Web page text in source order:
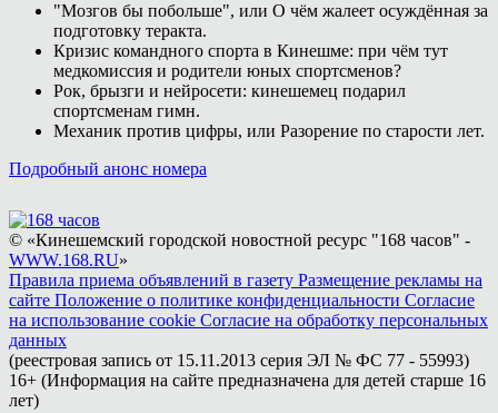
"Мозгов бы побольше", или О чём жалеет осуждённая за
подготовку теракта.
Кризис командного спорта в Кинешме: при чём тут
медкомиссия и родители юных спортсменов?
Рок, брызги и нейросети: кинешемец подарил
спортсменам гимн.
Механик против цифры, или Разорение по старости лет.
Подробный анонс номера
© «Кинешемский городской новостной ресурс "168 часов" -
WWW.168.RU»
Правила приема объявлений в газету Размещение рекламы на
сайте Положение о политике конфиденциальности Согласие
на использование cookie Согласие на обработку персональных
данных
(реестровая запись от 15.11.2013 серия ЭЛ № ФС 77 - 55993)
16+ (Информация на сайте предназначена для детей старше 16
лет)